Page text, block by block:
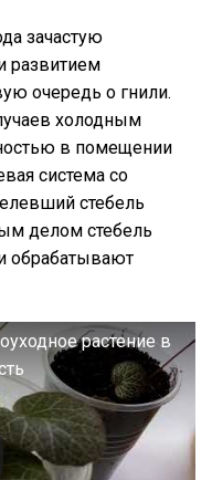
зачастую
развитием
очередь о гнили.
холодным
в помещении
система со
стебель
делом стебель
обрабатывают
растение в